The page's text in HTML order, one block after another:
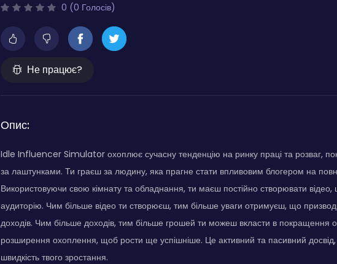
0 (0 Голосів)
Не працює?
Опис:
Idle Influencer Simulator охоплює сучасну тенденцію на ринку праці та розваг,
за лаштунками. Ти граєш за людину, яка прагне стати впливовим блогером на
Використовуючи свою кімнату та обладнання, ти маєш постійно створювати
аудиторію. Чим більше відео ти створюєш, тим більше уваги отримуєш, що
доходів. Чим більше доходів, тим більше грошей ти можеш вкласти в покращення
розширення охоплення, щоб рости ще успішніше. Це активний та пасивний досвід,
швидкість твого зростання.